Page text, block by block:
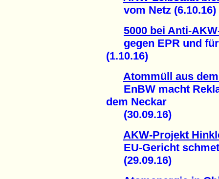
vom Netz (6.10.16)
5000 bei Anti-
gegen EPR und für
(1.10.16)
Atommüll aus
EnBW macht
dem Neckar
(30.09.16)
AKW-Projekt
EU-Gericht
(29.09.16)